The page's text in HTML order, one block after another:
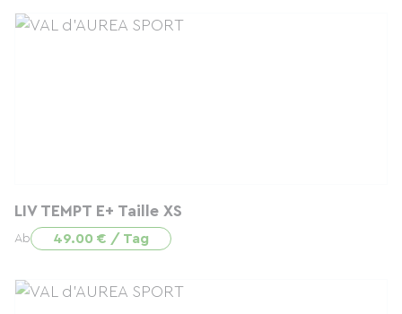
LIV TEMPT E+ Taille XS
Ab 49.00 € / Tag